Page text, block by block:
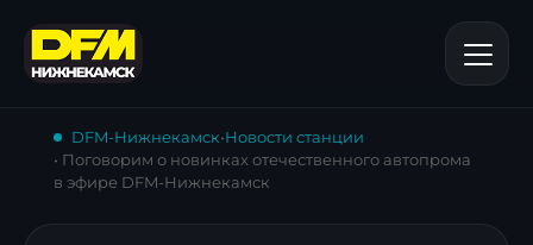
DFM-Нижнекамск•Новости станции
• Поговорим о новинках отечественного автопрома
в эфире DFM-Нижнекамск